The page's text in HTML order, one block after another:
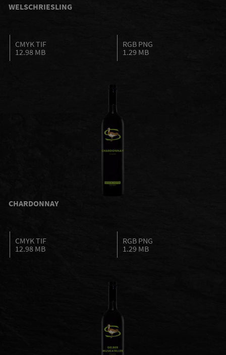
WELSCHRIESLING
CMYK TIF
12.98 MB
RGB PNG
1.29 MB
CHARDONNAY
CMYK TIF
12.98 MB
RGB PNG
1.29 MB